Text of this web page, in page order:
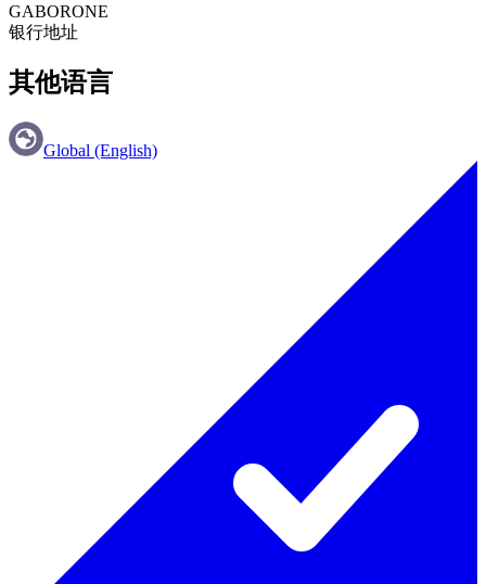
GABORONE
银行地址
其他语言
Global (English)